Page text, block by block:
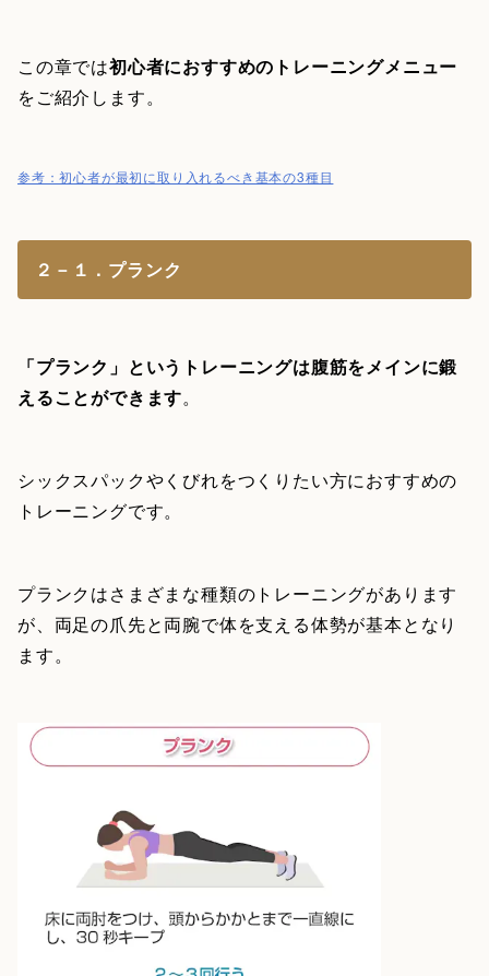
この章では初心者におすすめのトレーニングメニュー
をご紹介します。
参考：初心者が最初に取り入れるべき基本の3種目
２－１．プランク
「プランク」というトレーニングは腹筋をメインに鍛
えることができます。
シックスパックやくびれをつくりたい方におすすめの
トレーニングです。
プランクはさまざまな種類のトレーニングがあります
が、両足の爪先と両腕で体を支える体勢が基本となり
ます。